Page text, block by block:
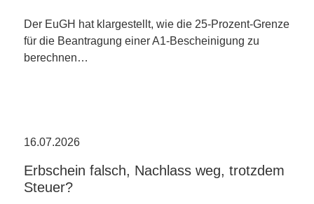
Der EuGH hat klargestellt, wie die 25-Prozent-Grenze
für die Beantragung einer A1-Bescheinigung zu
berechnen…
16.07.2026
Erbschein falsch, Nachlass weg, trotzdem
Steuer?